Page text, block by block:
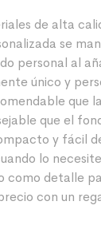
de alta
se
personal al
único y
que el
y fácil
lo
detalle
con un